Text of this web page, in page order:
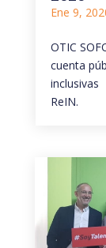
Ene 9,
OTIC
cuenta
inclusivas
ReIN.